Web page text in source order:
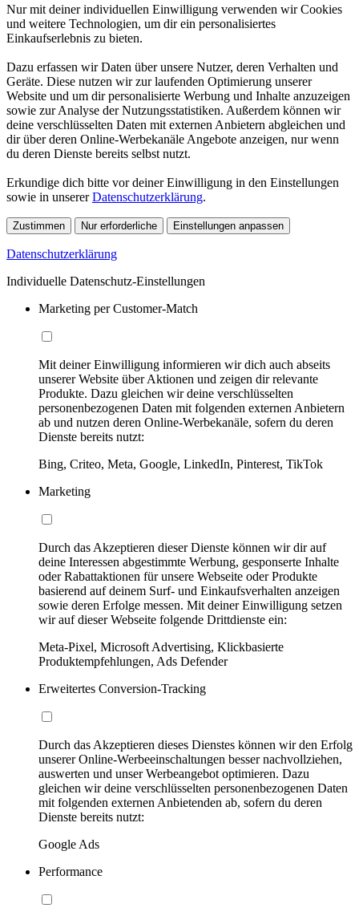
Nur mit deiner individuellen Einwilligung verwenden wir Cookies
und weitere Technologien, um dir ein personalisiertes
Einkaufserlebnis zu bieten.
Dazu erfassen wir Daten über unsere Nutzer, deren Verhalten und
Geräte. Diese nutzen wir zur laufenden Optimierung unserer
Website und um dir personalisierte Werbung und Inhalte anzuzeigen
sowie zur Analyse der Nutzungsstatistiken. Außerdem können wir
deine verschlüsselten Daten mit externen Anbietern abgleichen und
dir über deren Online-Werbekanäle Angebote anzeigen, nur wenn
du deren Dienste bereits selbst nutzt.
Erkundige dich bitte vor deiner Einwilligung in den Einstellungen
sowie in unsererDatenschutzerklärung.
Zustimmen Nur erforderliche Einstellungen anpassen
Datenschutzerklärung
Individuelle Datenschutz-Einstellungen
Marketing per Customer-Match
Mit deiner Einwilligung informieren wir dich auch abseits
unserer Website über Aktionen und zeigen dir relevante
Produkte. Dazu gleichen wir deine verschlüsselten
personenbezogenen Daten mit folgenden externen Anbietern
ab und nutzen deren Online-Werbekanäle, sofern du deren
Dienste bereits nutzt:
Bing, Criteo, Meta, Google, LinkedIn, Pinterest, TikTok
Marketing
Durch das Akzeptieren dieser Dienste können wir dir auf
deine Interessen abgestimmte Werbung, gesponserte Inhalte
oder Rabattaktionen für unsere Webseite oder Produkte
basierend auf deinem Surf- und Einkaufsverhalten anzeigen
sowie deren Erfolge messen. Mit deiner Einwilligung setzen
wir auf dieser Webseite folgende Drittdienste ein:
Meta-Pixel, Microsoft Advertising, Klickbasierte
Produktempfehlungen, Ads Defender
Erweitertes Conversion-Tracking
Durch das Akzeptieren dieses Dienstes können wir den Erfolg
unserer Online-Werbeeinschaltungen besser nachvollziehen,
auswerten und unser Werbeangebot optimieren. Dazu
gleichen wir deine verschlüsselten personenbezogenen Daten
mit folgenden externen Anbietenden ab, sofern du deren
Dienste bereits nutzt:
Google Ads
Performance